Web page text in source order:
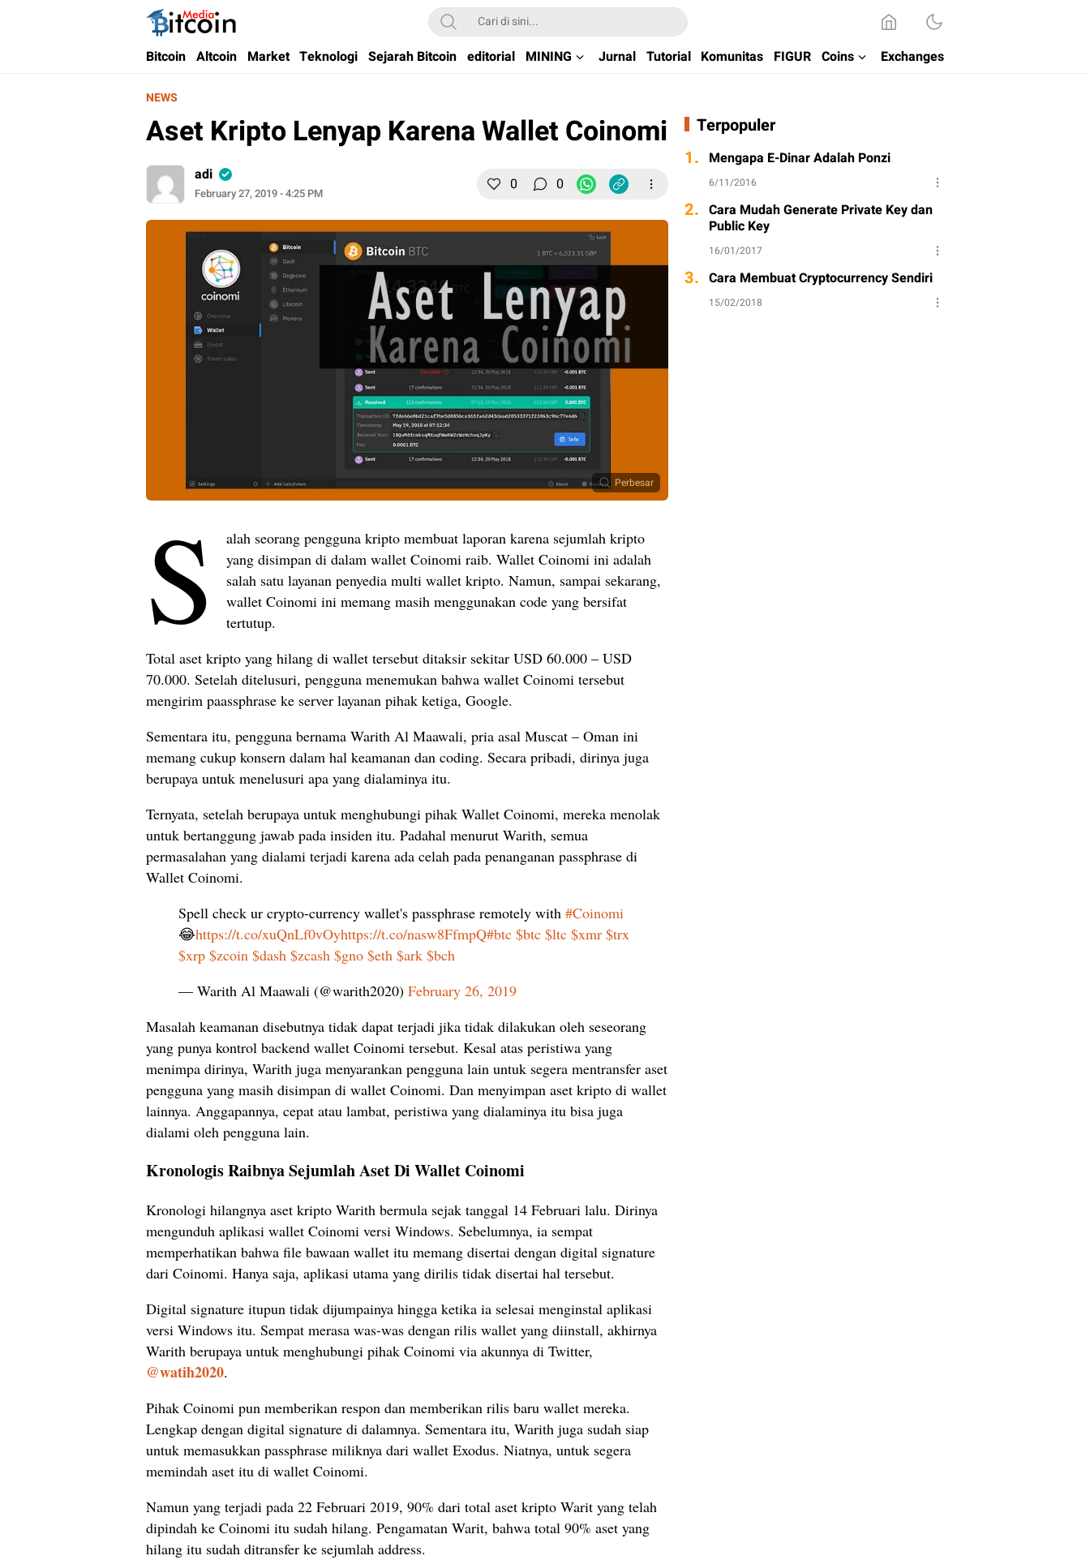
Bitcoin Media Indonesia
Media Bitcoin dan Cryptocurrency, dan Blockchain di Indonesia
Bitcoin Altcoin Market Teknologi Sejarah Bitcoin editorial MINING Jurnal Tutorial Komunitas FIGUR Coins Exchanges
NEWS
Aset Kripto Lenyap Karena Wallet Coinomi
adi
February 27, 2019 - 4:25 PM 0 0
Perbesar
S
alah seorang pengguna kripto membuat laporan karena sejumlah kripto
yang disimpan di dalam wallet Coinomi raib. Wallet Coinomi ini adalah
salah satu layanan penyedia multi wallet kripto. Namun, sampai sekarang,
wallet Coinomi ini memang masih menggunakan code yang bersifat
tertutup.
Total aset kripto yang hilang di wallet tersebut ditaksir sekitar USD 60.000 – USD
70.000. Setelah ditelusuri, pengguna menemukan bahwa wallet Coinomi tersebut
mengirim paassphrase ke server layanan pihak ketiga, Google.
Sementara itu, pengguna bernama Warith Al Maawali, pria asal Muscat – Oman ini
memang cukup konsern dalam hal keamanan dan coding. Secara pribadi, dirinya juga
berupaya untuk menelusuri apa yang dialaminya itu.
Ternyata, setelah berupaya untuk menghubungi pihak Wallet Coinomi, mereka menolak
untuk bertanggung jawab pada insiden itu. Padahal menurut Warith, semua
permasalahan yang dialami terjadi karena ada celah pada penanganan passphrase di
Wallet Coinomi.
Spell check ur crypto-currency wallet's passphrase remotely with #Coinomi
😂https://t.co/xuQnLf0vOyhttps://t.co/nasw8FfmpQ#btc $btc $ltc $xmr $trx
$xrp $zcoin $dash $zcash $gno $eth $ark $bch
— Warith Al Maawali (@warith2020) February 26, 2019
Masalah keamanan disebutnya tidak dapat terjadi jika tidak dilakukan oleh seseorang
yang punya kontrol backend wallet Coinomi tersebut. Kesal atas peristiwa yang
menimpa dirinya, Warith juga menyarankan pengguna lain untuk segera mentransfer aset
pengguna yang masih disimpan di wallet Coinomi. Dan menyimpan aset kripto di wallet
lainnya. Anggapannya, cepat atau lambat, peristiwa yang dialaminya itu bisa juga
dialami oleh pengguna lain.
Kronologis Raibnya Sejumlah Aset Di Wallet Coinomi
Kronologi hilangnya aset kripto Warith bermula sejak tanggal 14 Februari lalu. Dirinya
mengunduh aplikasi wallet Coinomi versi Windows. Sebelumnya, ia sempat
memperhatikan bahwa file bawaan wallet itu memang disertai dengan digital signature
dari Coinomi. Hanya saja, aplikasi utama yang dirilis tidak disertai hal tersebut.
Digital signature itupun tidak dijumpainya hingga ketika ia selesai menginstal aplikasi
versi Windows itu. Sempat merasa was-was dengan rilis wallet yang diinstall, akhirnya
Warith berupaya untuk menghubungi pihak Coinomi via akunnya di Twitter,
@watih2020.
Pihak Coinomi pun memberikan respon dan memberikan rilis baru wallet mereka.
Lengkap dengan digital signature di dalamnya. Sementara itu, Warith juga sudah siap
untuk memasukkan passphrase miliknya dari wallet Exodus. Niatnya, untuk segera
memindah aset itu di wallet Coinomi.
Namun yang terjadi pada 22 Februari 2019, 90% dari total aset kripto Warit yang telah
dipindah ke Coinomi itu sudah hilang. Pengamatan Warit, bahwa total 90% aset yang
hilang itu sudah ditransfer ke sejumlah address.
Terpopuler
1. Mengapa E-Dinar Adalah Ponzi
6/11/2016
2. Cara Mudah Generate Private Key dan
Public Key
16/01/2017
3. Cara Membuat Cryptocurrency Sendiri
15/02/2018